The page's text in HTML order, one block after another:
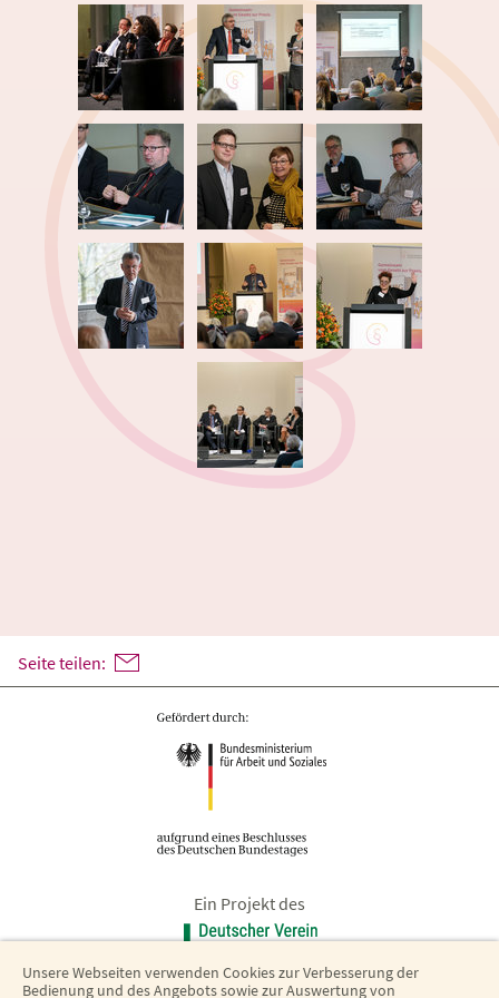
Seite teilen:
Ein Projekt des
Unsere Webseiten verwenden Cookies zur Verbesserung der
Bedienung und des Angebots sowie zur Auswertung von